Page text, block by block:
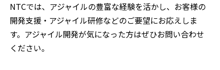
NTCでは、アジャイルの豊富な経験を活かし、お客様の
開発支援・アジャイル研修などのご要望にお応えしま
す。アジャイル開発が気になった方はぜひお問い合わせ
ください。